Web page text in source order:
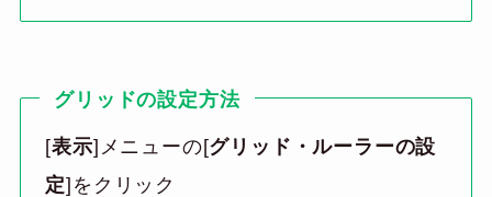
グリッドの設定方法
[表示]メニューの[グリッド・ルーラーの設
定]をクリック